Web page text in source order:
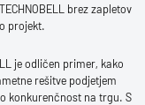
brez zapletov
projekt.
je odličen primer, kako
rešitve podjetjem
konkurenčnost na trgu. S